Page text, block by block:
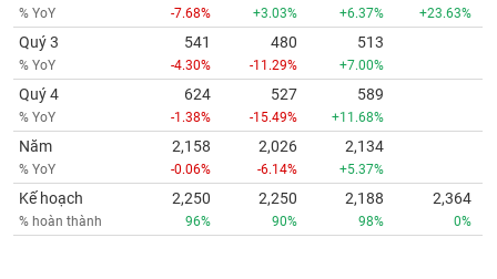
% YoY -7.68% +3.03% +6.37% +23.63%
Quý 3
% YoY
541
-4.30%
480
-11.29%
513
+7.00%
Quý 4
% YoY
624
-1.38%
527
-15.49%
589
+11.68%
Năm
% YoY
2,158
-0.06%
2,026
-6.14%
2,134
+5.37%
Kế hoạch
% hoàn thành
2,250
96%
2,250
90%
2,188
98%
2,364
0%